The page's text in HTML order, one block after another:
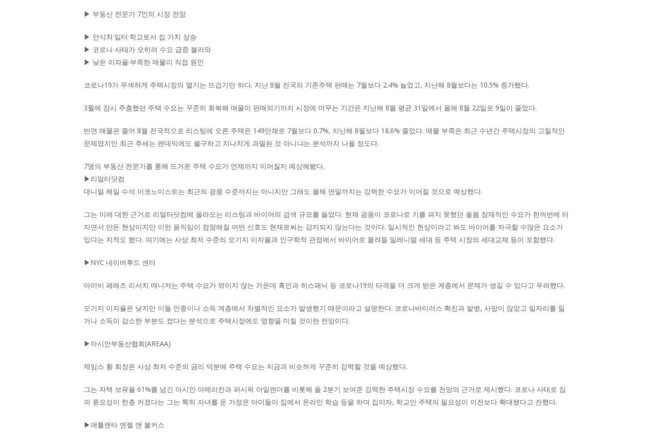
▶ 부동산 전문가 7인의 시장 전망
▶ 안식처·일터·학교로서 집 가치 상승
▶ 코로나 사태가 오히려 수요 급증 불러와
▶ 낮은 이자율·부족한 매물이 직접 원인
코로나19가 무색하게 주택시장의 열기는 뜨겁기만 하다. 지난 8월 전국의 기존주택 판매는 7월보다 2.4% 늘었고, 지난해 8월보다는 10.5% 증가했다.
3월에 잠시 주춤했던 주택 수요는 꾸준히 회복해 매물이 판매되기까지 시장에 머무는 기간은 지난해 8월 평균 31일에서 올해 8월 22일로 9일이 줄었다.
반면 매물은 줄어 8월 전국적으로 리스팅에 오른 주택은 149만채로 7월보다 0.7%, 지난해 8월보다 18.6% 줄었다. 매물 부족은 최근 수년간 주택시장의 고질적인
문제였지만 최근 추세는 팬데믹에도 불구하고 지나치게 과열된 것 아니냐는 분석까지 나올 정도다.
7명의 부동산 전문가를 통해 뜨거운 주택 수요가 언제까지 이어질지 예상해봤다.
▶리얼터닷컴
대니얼 헤일 수석 이코노미스트는 최근의 광풍 수준까지는 아니지만 그래도 올해 연말까지는 강력한 수요가 이어질 것으로 예상했다.
그는 이에 대한 근거로 리얼터닷컴에 올라오는 리스팅과 바이어의 검색 규모를 들었다. 현재 광풍이 코로나로 기를 펴지 못했던 올봄 잠재적인 수요가 한꺼번에 터
지면서 만든 현상이지만 이런 움직임이 잠잠해질 어떤 신호도 현재로써는 감지되지 않는다는 것이다. 일시적인 현상이라고 봐도 바이어를 자극할 수많은 요소가
있다는 지적도 했다. 여기에는 사상 최저 수준의 모기지 이자율과 인구학적 관점에서 바이어로 몰려들 밀레니얼 세대 등 주택 시장의 세대교체 등이 포함됐다.
▶NYC 네이버후드 센터
아이비 페레즈 리서치 매니저는 주택 수요가 꺾이지 않는 가운데 흑인과 히스패닉 등 코로나19의 타격을 더 크게 받은 계층에서 문제가 생길 수 있다고 우려했다.
모기지 이자율은 낮지만 이들 인종이나 소득 계층에서 차별적인 요소가 발생했기 때문이라고 설명한다. 코로나바이러스 확진과 발병, 사망이 많았고 일자리를 잃
거나 소득이 감소한 부분도 컸다는 분석으로 주택시장에도 영향을 미칠 것이란 전망이다.
▶아시안부동산협회(AREAA)
제임스 황 회장은 사상 최저 수준의 금리 덕분에 주택 수요는 지금과 비슷하게 꾸준히 강력할 것을 예상했다.
그는 자택 보유율 61%를 넘긴 아시안 아메리칸과 퍼시픽 아일랜더를 비롯해 올 2분기 보여준 강력한 주택시장 수요를 전망의 근거로 제시했다. 코로나 사태로 집
의 중요성이 한층 커졌다는 그는 특히 자녀를 둔 가정은 아이들이 집에서 온라인 학습 등을 하며 집이자, 학교인 주택의 필요성이 이전보다 확대됐다고 전했다.
▶애틀랜타 엔젤 앤 볼커스